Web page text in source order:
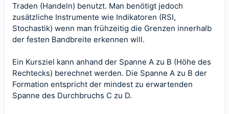
Traden (Handeln) benutzt. Man benötigt jedoch
zusätzliche Instrumente wie Indikatoren (RSI,
Stochastik) wenn man frühzeitig die Grenzen innerhalb
der festen Bandbreite erkennen will.
Ein Kursziel kann anhand der Spanne A zu B (Höhe des
Rechtecks) berechnet werden. Die Spanne A zu B der
Formation entspricht der mindest zu erwartenden
Spanne des Durchbruchs C zu D.